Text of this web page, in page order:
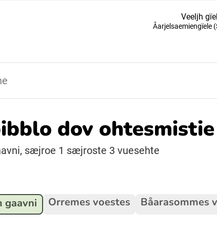
Resanderomani (Romska)
Veeljh
Åarjelsaemiengïele
dov
sæjroe 1 sæjroste 3 vuesehte
gaavni Orremes voestes Båarasommes